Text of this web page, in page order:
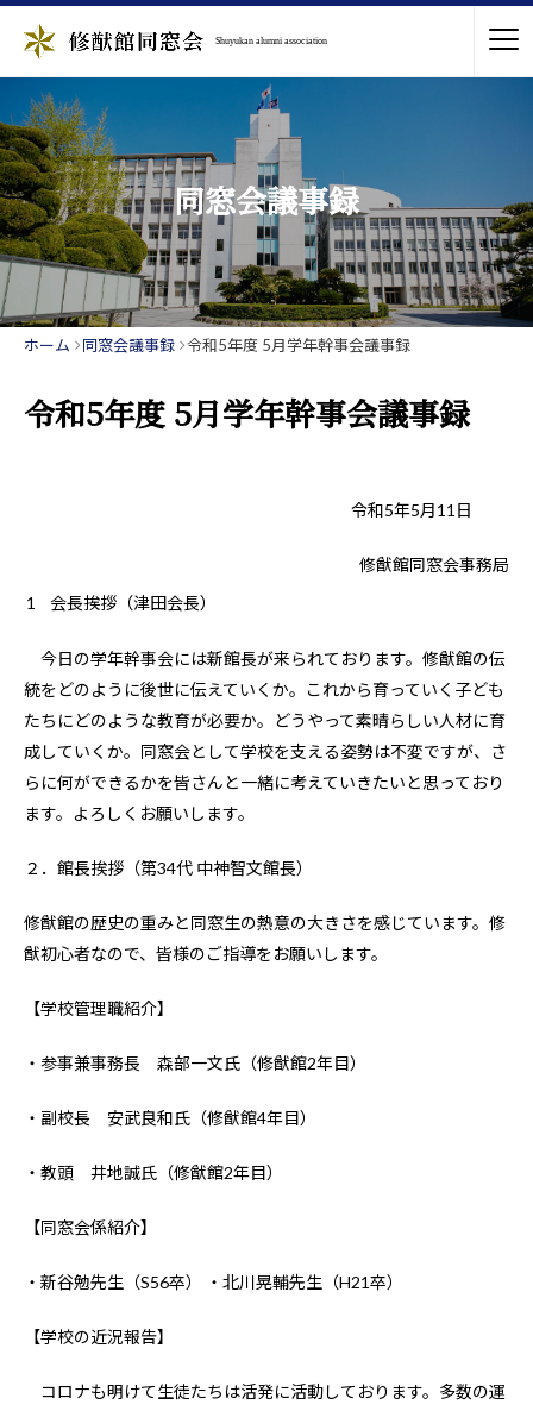
Shuyukan alumni association
同窓会議事録
ホーム 同窓会議事録 令和5年度 5月学年幹事会議事録
令和5年度 5月学年幹事会議事録
令和5年5月11日
修猷館同窓会事務局
会長挨拶（津田会長）
今日の学年幹事会には新館長が来られております。修猷館の伝
統をどのように後世に伝えていくか。これから育っていく子ども
たちにどのような教育が必要か。どうやって素晴らしい人材に育
成していくか。同窓会として学校を支える姿勢は不変ですが、さ
らに何ができるかを皆さんと一緒に考えていきたいと思っており
ます。よろしくお願いします。
２．館長挨拶（第34代 中神智文館長）
修猷館の歴史の重みと同窓生の熱意の大きさを感じています。修
猷初心者なので、皆様のご指導をお願いします。
【学校管理職紹介】
・参事兼事務長 森部一文氏（修猷館2年目）
・副校長 安武良和氏（修猷館4年目）
・教頭 井地誠氏（修猷館2年目）
【同窓会係紹介】
・新谷勉先生（S56卒） ・北川晃輔先生（H21卒）
【学校の近況報告】
コロナも明けて生徒たちは活発に活動しております。多数の運